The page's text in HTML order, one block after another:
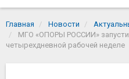
Главная Новости
МГО «ОПОРЫ РОССИИ»
четырехдневной рабочей неделе